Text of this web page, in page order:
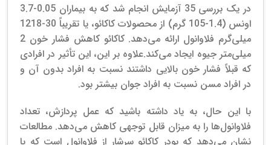
در یک بررسی 35 آزمایش انجام شد که به بیماران 0.05-3.7
اونس (1.4-105 گرم) از محصولات کاکائو، یا تقریباً 30-1218
میلی‌گرم فلاوانول ارائه می‌دهد. کاکائو کاهش فشار خون 2
میلی‌متر جیوه ایجاد می‌کند.علاوه بر این، این تأثیر در افرادی
که قبلاً فشار خون بالایی داشتند نسبت به افراد بدون آن و
در افراد مسن نسبت به افراد جوان بیشتر بود.
با این حال، به یاد داشته باشید که عمل پردازش، تعداد
فلاوانول‌ها را به میزان قابل توجهی کاهش می‌دهد. مطالعات
نشان می‌دهد که پودر کاکائو سرشار از فلاوانول است که با